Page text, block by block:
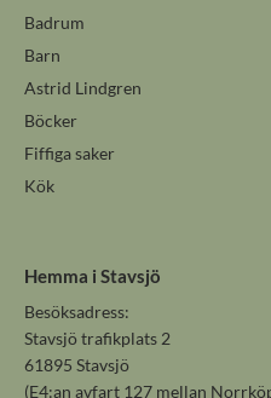
Badrum
Barn
Astrid Lindgren
Böcker
Fiffiga saker
Kök
Hemma i Stavsjö
Besöksadress:
Stavsjö trafikplats 2
61895 Stavsjö
(E4:an avfart 127 mellan